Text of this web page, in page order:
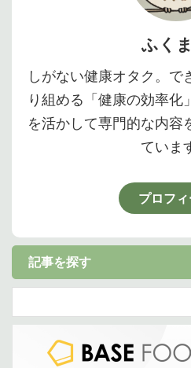
ふく
しがない健康オタク。で
り組める「健康の効率化
を活かして専門的な内容
ていま
プロフ
記事を探す